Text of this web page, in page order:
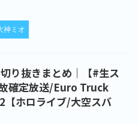
神ミオ
り抜きまとめ｜【#生ス
確定放送/Euro Truck
ホロライブ/大空スバ